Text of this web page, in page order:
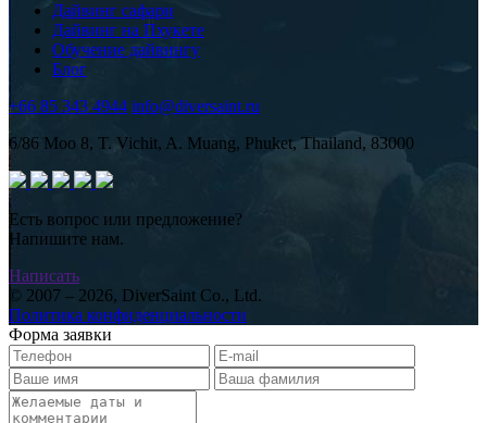
Дайвинг сафари
Дайвинг на Пхукете
Обучение дайвингу
Блог
+66 85 343 4944 info@diversaint.ru
6/86 Moo 8, T. Vichit, A. Muang, Phuket, Thailand, 83000
Есть вопрос или предложение?
Напишите нам.
Написать
© 2007 – 2026, DiverSaint Co., Ltd.
Политика конфиденциальности
Форма заявки